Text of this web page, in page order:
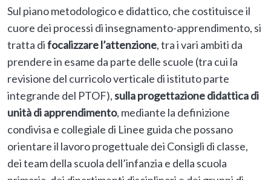
Sul piano metodologico e didattico, che costituisce il
cuore dei processi di insegnamento-apprendimento, si
tratta difocalizzare l’attenzione, tra i vari ambiti da
prendere in esame da parte delle scuole (tra cui la
revisione del curricolo verticale di istituto parte
integrande del PTOF),sulla progettazione didattica di
unità di apprendimento, mediante la definizione
condivisa e collegiale di Linee guida che possano
orientare il lavoro progettuale dei Consigli di classe,
dei team della scuola dell’infanzia e della scuola